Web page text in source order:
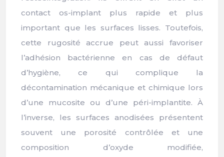
contact os-implant plus rapide et plus
important que les surfaces lisses. Toutefois,
cette rugosité accrue peut aussi favoriser
l’adhésion bactérienne en cas de défaut
d’hygiène, ce qui complique la
décontamination mécanique et chimique lors
d’une mucosite ou d’une péri-implantite. À
l’inverse, les surfaces anodisées présentent
souvent une porosité contrôlée et une
composition d’oxyde modifiée,